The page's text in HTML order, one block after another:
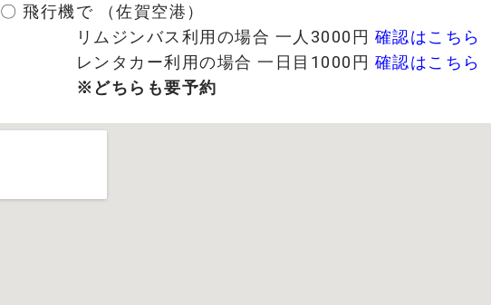
〇 飛行機で （佐賀空港）
リムジンバス利用の場合 一人3000円 確認はこちら
レンタカー利用の場合 一日目1000円 確認はこちら
※どちらも要予約